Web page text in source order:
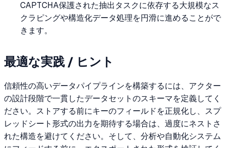
CAPTCHA保護された抽出タスクに依存する大規模なス
クラピングや構造化データ処理を円滑に進めることがで
きます。
最適な実践 / ヒント
信頼性の高いデータパイプラインを構築するには、アクター
の設計段階で一貫したデータセットのスキーマを定義してく
ださい。ストアする前にキーのフィールドを正規化し、スプ
レッドシート形式の出力を期待する場合は、過度にネストさ
れた構造を避けてください。そして、分析や自動化システム